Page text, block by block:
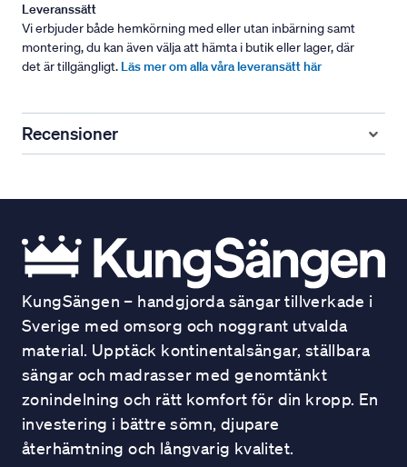
Leveranssätt
Vi erbjuder både hemkörning med eller utan inbärning samt
montering, du kan även välja att hämta i butik eller lager, där
det är tillgängligt. Läs mer om alla våra leveransätt här
Recensioner
KungSängen – handgjorda sängar tillverkade i
Sverige med omsorg och noggrant utvalda
material. Upptäck kontinentalsängar, ställbara
sängar och madrasser med genomtänkt
zonindelning och rätt komfort för din kropp. En
investering i bättre sömn, djupare
återhämtning och långvarig kvalitet.